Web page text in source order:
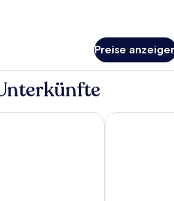
Preise
Shanty Creek ResortThe Park